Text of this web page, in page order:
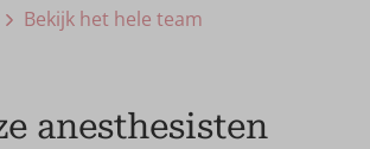
Bekijk het hele team
anesthesisten